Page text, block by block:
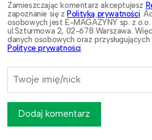
Zamieszczając komentarz akceptujesz
zapoznanie się z Polityką prywatności.
osobowych jest E-MAGAZYNY sp. z
ul.Szturmowa 2, 02-678 Warszawa.
danych osobowych oraz
Polityce prywatności.
Dodaj komentarz